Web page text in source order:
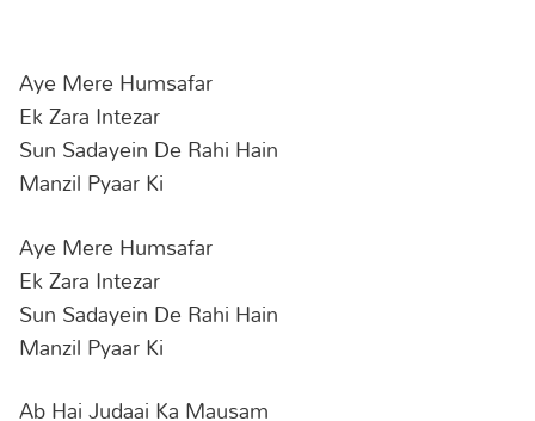
Aye Mere Humsafar
Ek Zara Intezar
Sun Sadayein De Rahi Hain
Manzil Pyaar Ki
Aye Mere Humsafar
Ek Zara Intezar
Sun Sadayein De Rahi Hain
Manzil Pyaar Ki
Ab Hai Judaai Ka Mausam